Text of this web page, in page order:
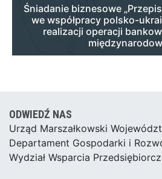
Śniadanie biznesowe
we współpracy polsko-
realizacji operacji
ODWIEDŹ NAS
Urząd Marszałkowski
Departament Gospodarki i
Wydział Wsparcia